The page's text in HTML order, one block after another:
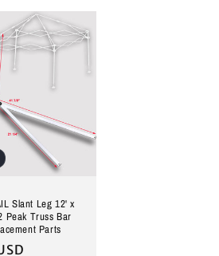
Slant Leg 12' x
Peak Truss Bar
Parts